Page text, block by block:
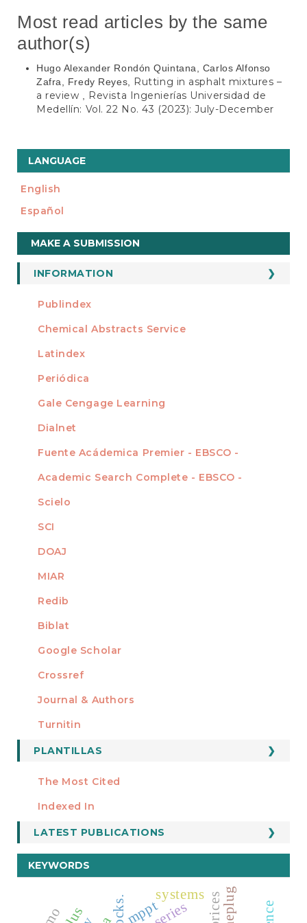
Most read articles by the same
author(s)
Hugo Alexander Rondón Quintana, Carlos Alfonso
Zafra, Fredy Reyes, Rutting in asphalt mixtures –
a review , Revista Ingenierías Universidad de
Medellín: Vol. 22 No. 43 (2023): July-December
LANGUAGE
English
Español
Make
a
Submission
MAKE A SUBMISSION
INFORMATION
For Readers
For Librarians
INDEXADA EN
Publindex
Chemical Abstracts Service
Latindex
Periódica
Gale Cengage Learning
Dialnet
Fuente Acádemica Premier - EBSCO -
Academic Search Complete - EBSCO -
Scielo
SCI
DOAJ
MIAR
Redib
Biblat
Google Scholar
MIEMBRO DE
Crossref
Journal & Authors
Turnitin
FORMATOS
PLANTILLAS
Manuscript Template
ESTADÍSTICOS
The Most Cited
Indexed In
LATEST PUBLICATIONS
KEYWORDS
mppt
systems